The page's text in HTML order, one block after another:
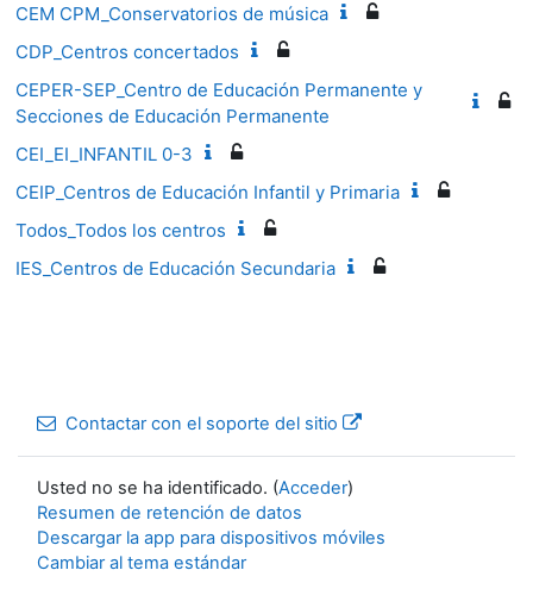
CEM CPM_Conservatorios de música
CDP_Centros concertados
CEPER-SEP_Centro de Educación Permanente y
Secciones de Educación Permanente
CEI_EI_INFANTIL 0-3
CEIP_Centros de Educación Infantil y Primaria
Todos_Todos los centros
IES_Centros de Educación Secundaria
Contactar con el soporte del sitio
Usted no se ha identificado. (Acceder)
Resumen de retención de datos
Descargar la app para dispositivos móviles
Cambiar al tema estándar